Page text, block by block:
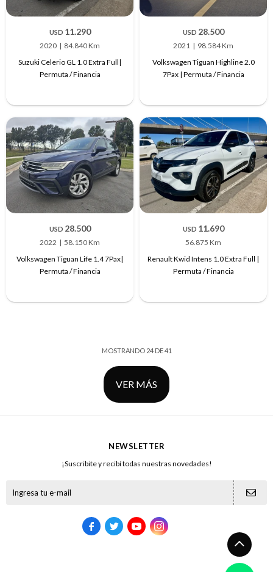
USD 11.290
2020
84.840 Km
Suzuki Celerio GL 1.0 Extra Full|
Permuta / Financia
USD 28.500
2021
98.584 Km
Volkswagen Tiguan Highline 2.0
7Pax | Permuta / Financia
USD 28.500
2022
58.150 Km
Volkswagen Tiguan Life 1.4 7Pax|
Permuta / Financia
USD 11.690
56.875 Km
Renault Kwid Intens 1.0 Extra Full |
Permuta / Financia
MOSTRANDO 24DE41
VER MÁS
NEWSLETTER
¡Suscribite y recibí todas nuestras novedades!
   